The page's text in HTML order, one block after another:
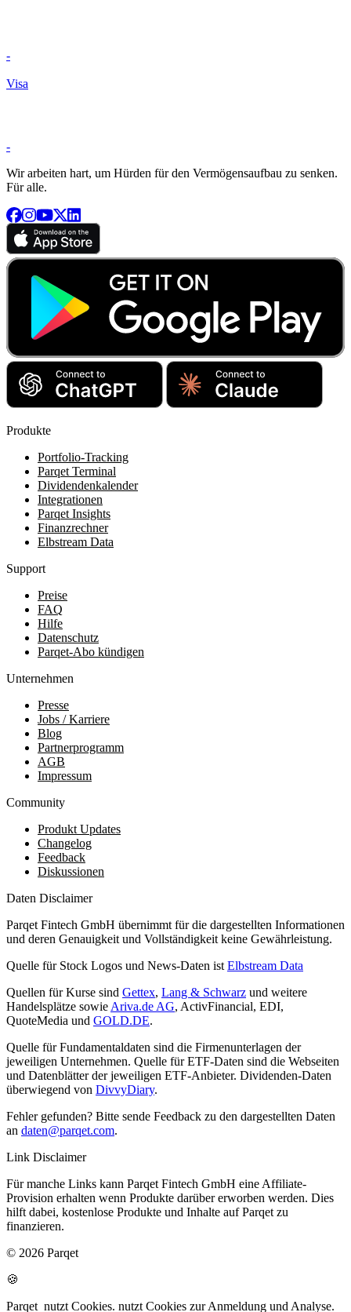
-
Visa
-
Wir arbeiten hart, um Hürden für den Vermögensaufbau zu senken.
Für alle.
Produkte
Portfolio-Tracking
Parqet Terminal
Dividendenkalender
Integrationen
Parqet Insights
Finanzrechner
Elbstream Data
Support
Preise
FAQ
Hilfe
Datenschutz
Parqet-Abo kündigen
Unternehmen
Presse
Jobs / Karriere
Blog
Partnerprogramm
AGB
Impressum
Community
Produkt Updates
Changelog
Feedback
Diskussionen
Daten Disclaimer
Parqet Fintech GmbH übernimmt für die dargestellten Informationen
und deren Genauigkeit und Vollständigkeit keine Gewährleistung.
Quelle für Stock Logos und News-Daten ist Elbstream Data
Quellen für Kurse sind Gettex, Lang & Schwarz und weitere
Handelsplätze sowie Ariva.de AG, ActivFinancial, EDI,
QuoteMedia und GOLD.DE.
Quelle für Fundamentaldaten sind die Firmenunterlagen der
jeweiligen Unternehmen. Quelle für ETF-Daten sind die Webseiten
und Datenblätter der jeweiligen ETF-Anbieter. Dividenden-Daten
überwiegend von DivvyDiary.
Fehler gefunden? Bitte sende Feedback zu den dargestellten Daten
an daten@parqet.com.
Link Disclaimer
Für manche Links kann Parqet Fintech GmbH eine Affiliate-
Provision erhalten wenn Produkte darüber erworben werden. Dies
hilft dabei, kostenlose Produkte und Inhalte auf Parqet zu
finanzieren.
© 2026 Parqet
🍪
Parqet nutzt Cookies. nutzt Cookies zur Anmeldung und Analyse.